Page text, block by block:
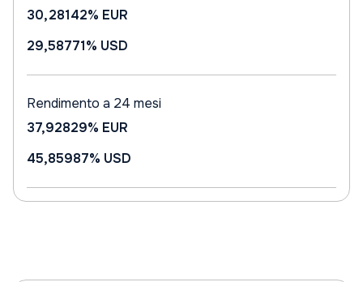
30,28142% EUR
29,58771% USD
Rendimento a 24 mesi
37,92829% EUR
45,85987% USD